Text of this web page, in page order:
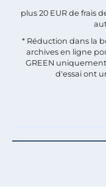
plus 20 EUR de frais
* Réduction dans la
archives en ligne
GREEN
d'essai ont